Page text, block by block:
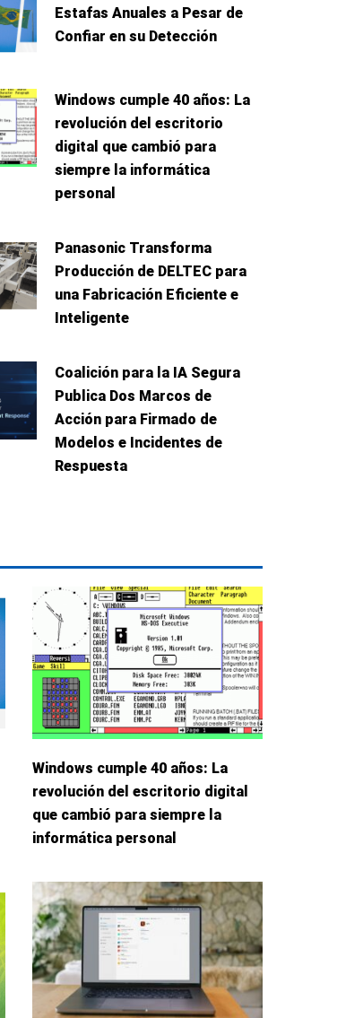
Estafas Anuales a Pesar de
Confiar en su Detección
Windows cumple 40 años: La
revolución del escritorio
digital que cambió para
siempre la informática
personal
Panasonic Transforma
Producción de DELTEC para
una Fabricación Eficiente e
Inteligente
Coalición para la IA Segura
Publica Dos Marcos de
Acción para Firmado de
Modelos e Incidentes de
Respuesta
Windows cumple 40 años: La
revolución del escritorio digital
que cambió para siempre la
informática personal